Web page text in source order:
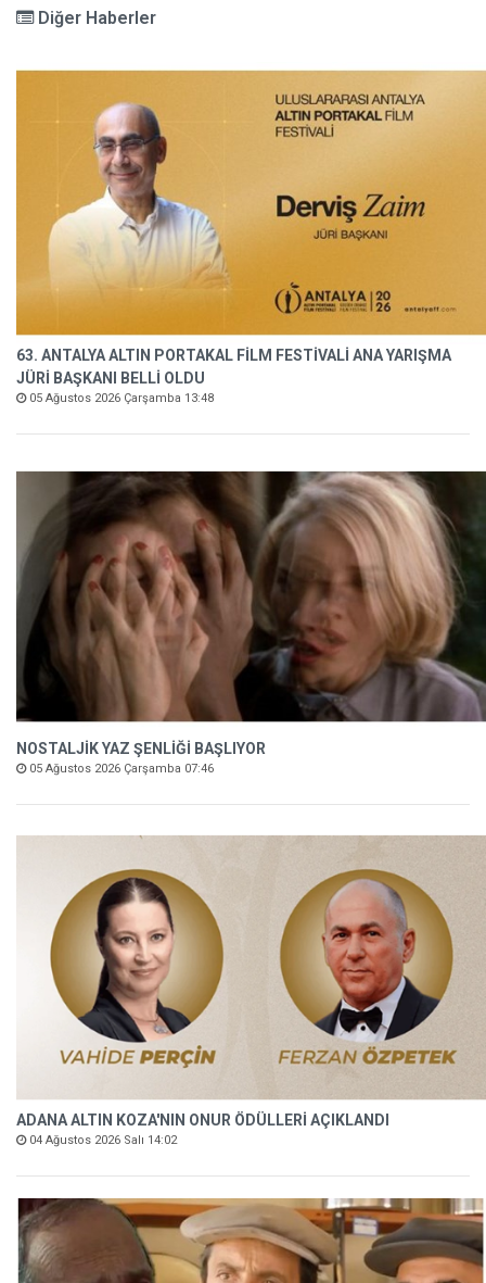
Diğer Haberler
63. ANTALYA ALTIN PORTAKAL FİLM FESTİVALİ ANA YARIŞMA
JÜRİ BAŞKANI BELLİ OLDU
05 Ağustos 2026 Çarşamba 13:48
NOSTALJİK YAZ ŞENLİĞİ BAŞLIYOR
05 Ağustos 2026 Çarşamba 07:46
ADANA ALTIN KOZA'NIN ONUR ÖDÜLLERİ AÇIKLANDI
04 Ağustos 2026 Salı 14:02